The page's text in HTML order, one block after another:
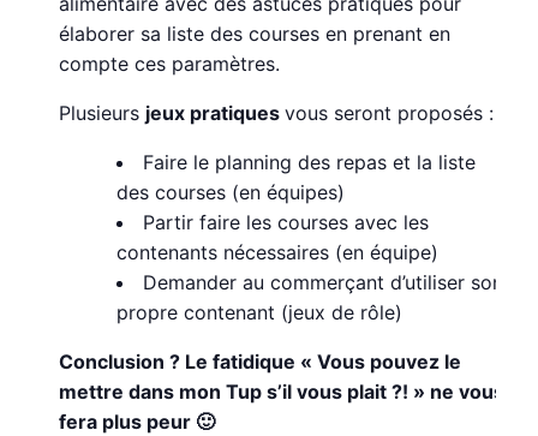
élaborer sa liste des courses en prenant en
compte ces paramètres.
Plusieurs jeux pratiquesvous seront proposés :
Faire le planning des repas et la liste
des courses (en équipes)
Partir faire les courses avec les
contenants nécessaires (en équipe)
Demander au commerçant d’utiliser son
propre contenant (jeux de rôle)
Conclusion ? Le fatidique « Vous pouvez le
mettre dans mon Tup s’il vous plait ?! » ne vous
fera plus peur 🙂